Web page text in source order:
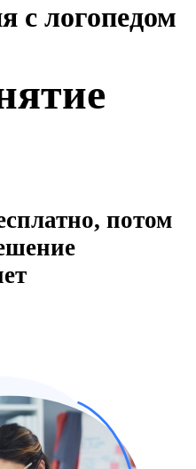
с логопедом
потом